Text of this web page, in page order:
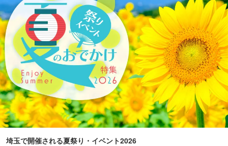
埼玉で開催される夏祭り・イベント2026